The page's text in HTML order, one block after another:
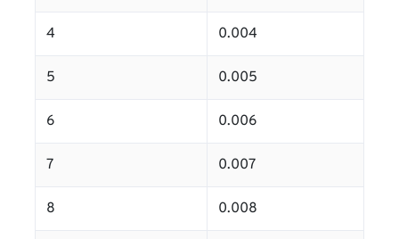
4 0.004
5 0.005
6 0.006
7 0.007
8 0.008